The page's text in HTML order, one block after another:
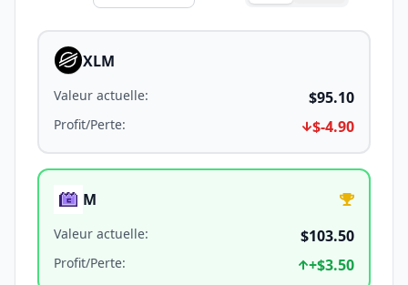
XLM
Valeur actuelle: $95.10
Profit/Perte: $-4.90
M
Valeur actuelle: $103.50
Profit/Perte: +$3.50